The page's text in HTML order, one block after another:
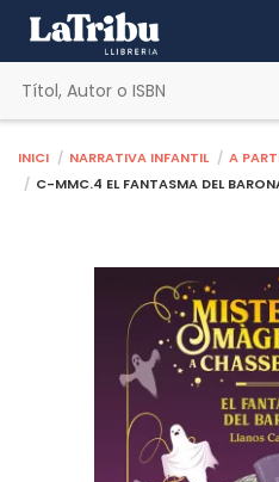
Inici Narrativa infantil
A
C-MMC.4 EL FANTASMA DEL